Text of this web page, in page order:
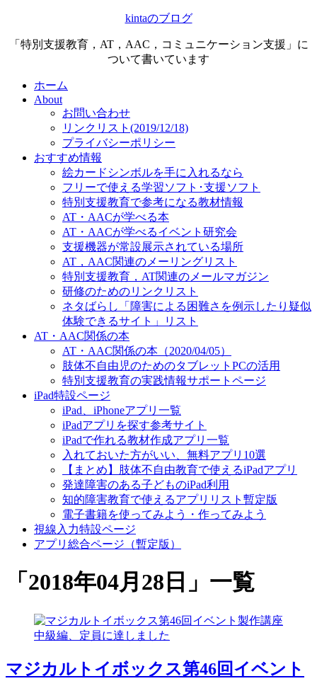
kintaのブログ
「特別支援教育，AT，AAC，コミュニケーション支援」に
ついて書いています
ホーム
About
お問い合わせ
リンクリスト(2019/12/18)
プライバシーポリシー
おすすめ情報
絵カードシンボルを手に入れるなら
フリーで使える学習ソフト･支援ソフト
特別支援教育で参考になる教材情報
AT・AACが学べる本
AT・AACが学べるイベント研究会
支援機器が常設展示されている場所
AT，AAC関連のメーリングリスト
特別支援教育，AT関連のメールマガジン
研修のためのリンクリスト
ネタばらし「障害による困難さを例示したり疑似
体験できるサイト」リスト
AT・AAC関係の本
AT・AAC関係の本（2020/04/05）
肢体不自由児のためのタブレットPCの活用
特別支援教育の実践情報サポートページ
iPad特設ページ
iPad、iPhoneアプリ一覧
iPadアプリを探す参考サイト
iPadで作れる教材作成アプリ一覧
入れておいた方がいい、無料アプリ10選
【まとめ】肢体不自由教育で使えるiPadアプリ
発達障害のある子どものiPad利用
知的障害教育で使えるアプリリスト暫定版
電子書籍を使ってみよう・作ってみよう
視線入力特設ページ
アプリ総合ページ（暫定版）
「 2018年04月28日 」 一覧
マジカルトイボックス第46回イベント